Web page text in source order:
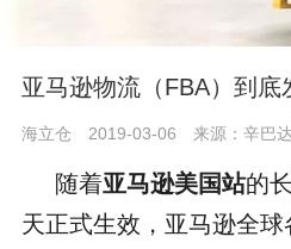
亚马逊物流（FBA）到底
海立仓 2019-03-06 来源：辛巴
随着亚马逊美国站的
天正式生效，亚马逊全